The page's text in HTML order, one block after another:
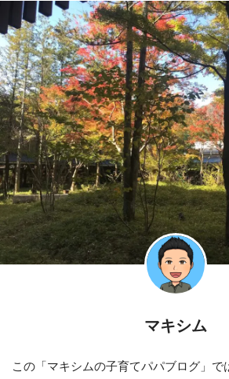
マキシム
この「マキシムの子育てパパブログ」で